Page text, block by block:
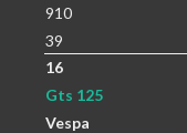
910
39
16
Gts 125
Vespa